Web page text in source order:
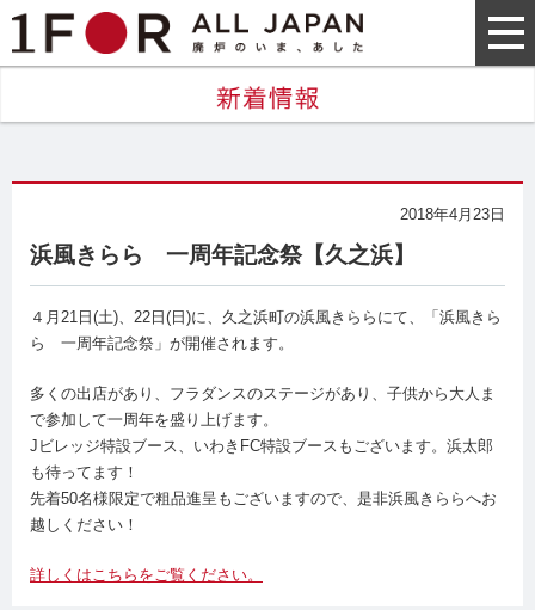
2018年4月23日
浜風きらら 一周年記念祭【久之浜】
４月21日(土)、22日(日)に、久之浜町の浜風きららにて、「浜風きら
ら 一周年記念祭」が開催されます。
多くの出店があり、フラダンスのステージがあり、子供から大人ま
で参加して一周年を盛り上げます。
Jビレッジ特設ブース、いわきFC特設ブースもございます。浜太郎
も待ってます！
先着50名様限定で粗品進呈もございますので、是非浜風きららへお
越しください！
詳しくはこちらをご覧ください。